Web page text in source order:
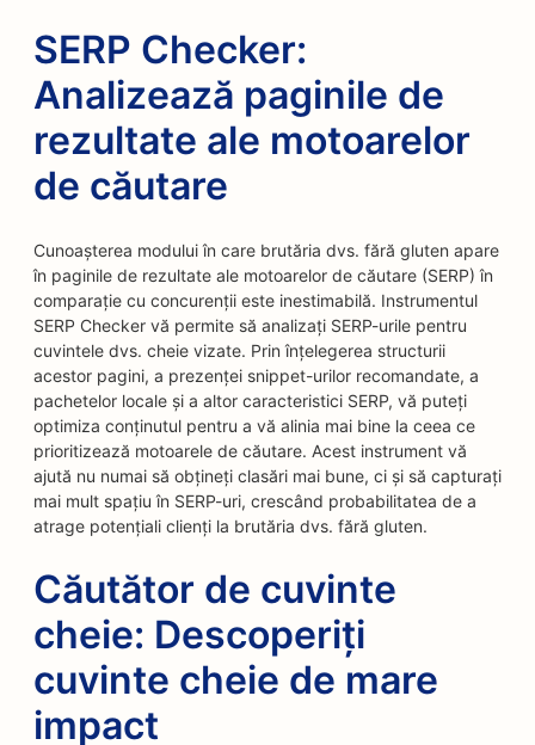
SERP Checker:
Analizează paginile de
rezultate ale motoarelor
de căutare
Cunoașterea modului în care brutăria dvs. fără gluten apare
în paginile de rezultate ale motoarelor de căutare (SERP) în
comparație cu concurenții este inestimabilă. Instrumentul
SERP Checker vă permite să analizați SERP-urile pentru
cuvintele dvs. cheie vizate. Prin înțelegerea structurii
acestor pagini, a prezenței snippet-urilor recomandate, a
pachetelor locale și a altor caracteristici SERP, vă puteți
optimiza conținutul pentru a vă alinia mai bine la ceea ce
prioritizează motoarele de căutare. Acest instrument vă
ajută nu numai să obțineți clasări mai bune, ci și să capturați
mai mult spațiu în SERP-uri, crescând probabilitatea de a
atrage potențiali clienți la brutăria dvs. fără gluten.
Căutător de cuvinte
cheie: Descoperiți
cuvinte cheie de mare
impact